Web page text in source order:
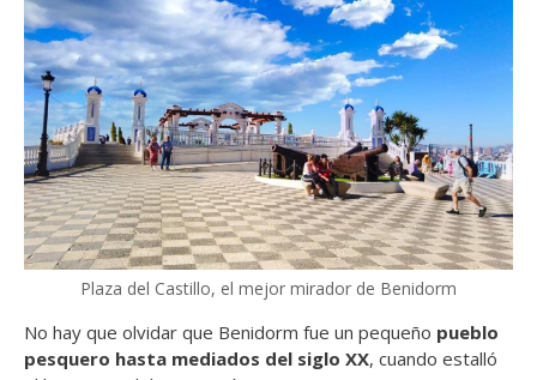
Plaza del Castillo, el mejor mirador de Benidorm
No hay que olvidar que Benidorm fue un pequeño pueblo
pesquero hasta mediados del siglo XX, cuando estalló